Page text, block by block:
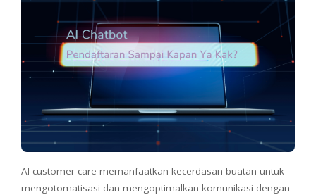
AI customer care memanfaatkan kecerdasan buatan untuk
mengotomatisasi dan mengoptimalkan komunikasi dengan